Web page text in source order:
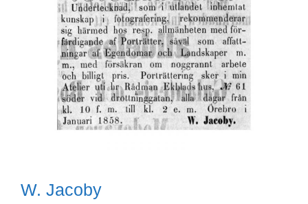
W. Jacoby